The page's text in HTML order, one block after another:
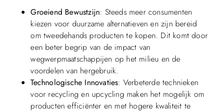
Groeiend Bewustzijn: Steeds meer consumenten
kiezen voor duurzame alternatieven en zijn bereid
om tweedehands producten te kopen. Dit komt door
een beter begrip van de impact van
wegwerpmaatschappijen op het milieu en de
voordelen van hergebruik.
Technologische Innovaties: Verbeterde technieken
voor recycling en upcycling maken het mogelijk om
producten efficiënter en met hogere kwaliteit te